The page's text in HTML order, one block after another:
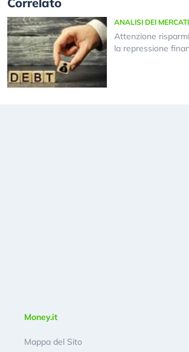
ANALISI DEI MERCATI
Attenzione
la repressione
Money.it
Mappa del Sito